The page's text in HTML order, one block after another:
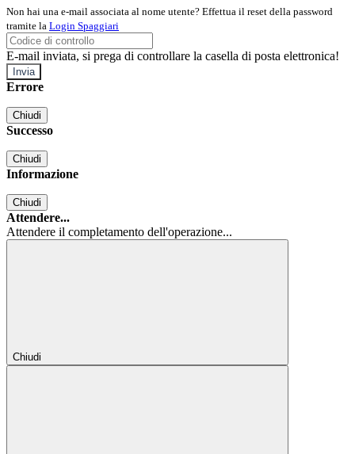
Non hai una e-mail associata al nome utente? Effettua il reset della password
tramite la Login Spaggiari
E-mail inviata, si prega di controllare la casella di posta elettronica!
Errore
Chiudi
Successo
Chiudi
Informazione
Chiudi
Attendere...
Attendere il completamento dell'operazione...
Chiudi